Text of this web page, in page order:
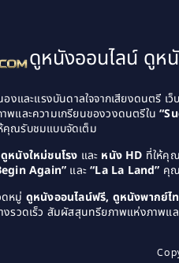
ดูหนังออนไลน์ ดูห
และแรงบันดาลใจจากเสียงดนตรี เ
พและความเกรียนของวงดนตรีใน
ห้คุณรับชมแบบจัดเต็ม
หนังใหม่ชนโรง และ หนัง HD ที่ให้คุ
Again” และ“La La Land” คุ
ดหมู่ ดูหนังออนไลน์ฟรี, ดูหนังพากย์ไ
งรวดเร็ว สัมผัสสุนทรียภาพแห่งภาพแ